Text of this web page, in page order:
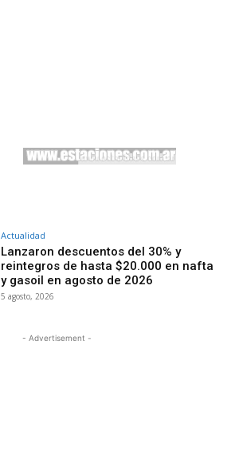
Actualidad
Lanzaron descuentos del 30% y
reintegros de hasta $20.000 en nafta
y gasoil en agosto de 2026
5 agosto, 2026
- Advertisement -